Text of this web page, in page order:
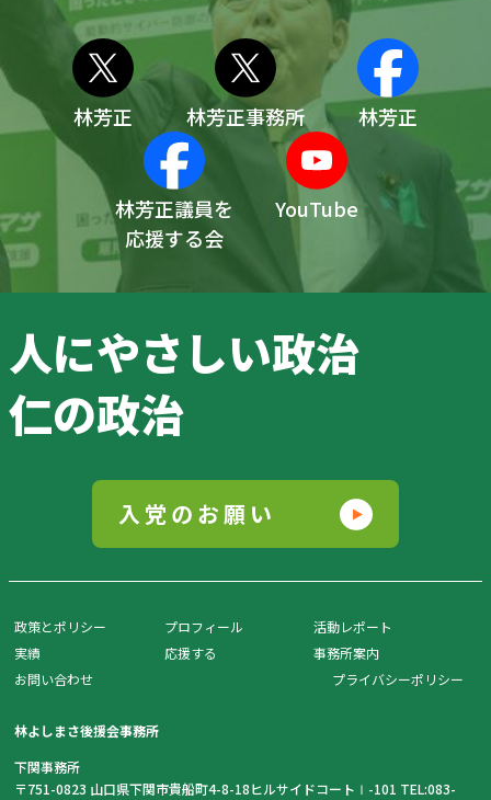
林芳正 林芳正事務所 林芳正
林芳正議員を
応援する会
YouTube
人にやさしい政治
仁の政治
入党のお願い
政策とポリシー プロフィール
活動レポート
実績
応援する
事務所案内
お問い合わせ
プライバシーポリシー
林よしまさ後援会事務所
下関事務所
〒751-0823 山口県下関市貴船町4-8-18ヒルサイドコートⅠ-101 TEL:083-